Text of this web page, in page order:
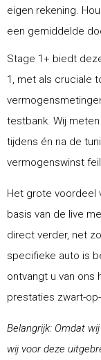
eigen rekening.
een gemiddelde
Stage 1+ biedt
1, met als cruciale
testbank. Wij
tijdens én na de
vermogenswinst
Het grote voordeel
basis van de live
direct verder, net
specifieke auto is
ontvangt u van
prestaties zwart-
Belangrijk: Omdat
wij voor deze